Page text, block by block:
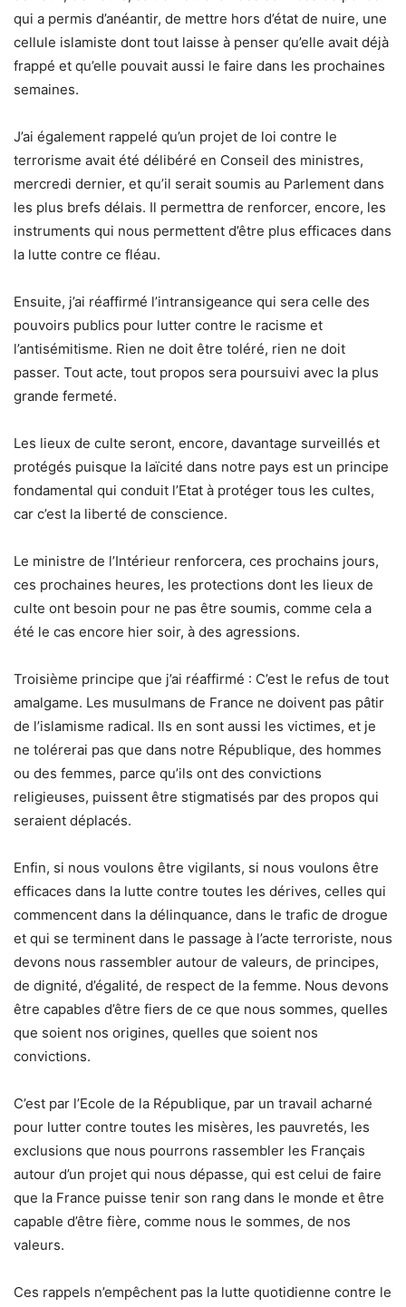
qui a permis d’anéantir, de mettre hors d’état de nuire, une
cellule islamiste dont tout laisse à penser qu’elle avait déjà
frappé et qu’elle pouvait aussi le faire dans les prochaines
semaines.
J’ai également rappelé qu’un projet de loi contre le
terrorisme avait été délibéré en Conseil des ministres,
mercredi dernier, et qu’il serait soumis au Parlement dans
les plus brefs délais. Il permettra de renforcer, encore, les
instruments qui nous permettent d’être plus efficaces dans
la lutte contre ce fléau.
Ensuite, j’ai réaffirmé l’intransigeance qui sera celle des
pouvoirs publics pour lutter contre le racisme et
l’antisémitisme. Rien ne doit être toléré, rien ne doit
passer. Tout acte, tout propos sera poursuivi avec la plus
grande fermeté.
Les lieux de culte seront, encore, davantage surveillés et
protégés puisque la laïcité dans notre pays est un principe
fondamental qui conduit l’Etat à protéger tous les cultes,
car c’est la liberté de conscience.
Le ministre de l’Intérieur renforcera, ces prochains jours,
ces prochaines heures, les protections dont les lieux de
culte ont besoin pour ne pas être soumis, comme cela a
été le cas encore hier soir, à des agressions.
Troisième principe que j’ai réaffirmé : C’est le refus de tout
amalgame. Les musulmans de France ne doivent pas pâtir
de l’islamisme radical. Ils en sont aussi les victimes, et je
ne tolérerai pas que dans notre République, des hommes
ou des femmes, parce qu’ils ont des convictions
religieuses, puissent être stigmatisés par des propos qui
seraient déplacés.
Enfin, si nous voulons être vigilants, si nous voulons être
efficaces dans la lutte contre toutes les dérives, celles qui
commencent dans la délinquance, dans le trafic de drogue
et qui se terminent dans le passage à l’acte terroriste, nous
devons nous rassembler autour de valeurs, de principes,
de dignité, d’égalité, de respect de la femme. Nous devons
être capables d’être fiers de ce que nous sommes, quelles
que soient nos origines, quelles que soient nos
convictions.
C’est par l’Ecole de la République, par un travail acharné
pour lutter contre toutes les misères, les pauvretés, les
exclusions que nous pourrons rassembler les Français
autour d’un projet qui nous dépasse, qui est celui de faire
que la France puisse tenir son rang dans le monde et être
capable d’être fière, comme nous le sommes, de nos
valeurs.
Ces rappels n’empêchent pas la lutte quotidienne contre le